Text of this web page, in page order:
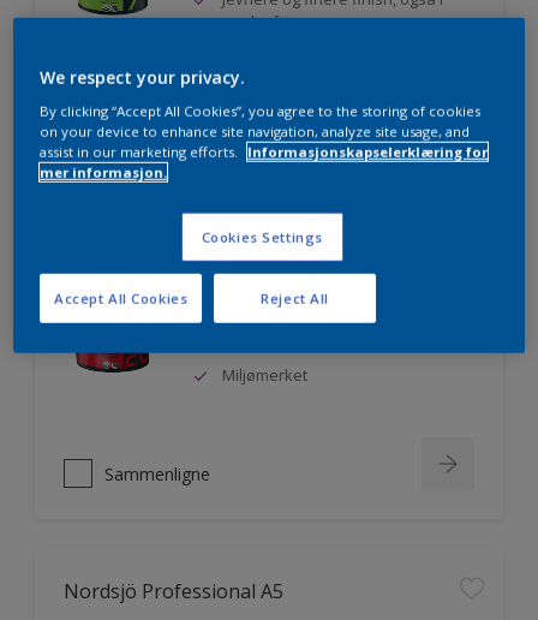
mørke farger
Sammenligne
Nordsjö Professional 20
Veggmaling med god dekkevne
Utviklet av og for profesjonelle
Miljømerket
Sammenligne
Nordsjö Professional A5
We respect your privacy.
By clicking “Accept All Cookies”, you agree to the storing of cookies
on your device to enhance site navigation, analyze site usage, and
assist in our marketing efforts.
Informasjonskapselerklæring for
mer informasjon.
Cookies Settings
Reject All
Accept All Cookies